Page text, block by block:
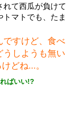
れて西瓜が負けて
マトでも、たま
ですけど、食べ
うしようも無い
どね...。
ばいい!?